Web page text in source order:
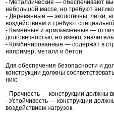
- Металлические — обеспечивают
небольшой массе, но требуют
- Деревянные — экологичны, легки,
воздействиям и требуют
- Каменные и армокаменные —
долговечностью, но имеют
- Комбинированные — содержат в
например, металл и бетон.
Для обеспечения безопасности и
конструкции должны
них:
- Прочность — конструкции должны
- Устойчивость — конструкции
воздействием нагрузок.